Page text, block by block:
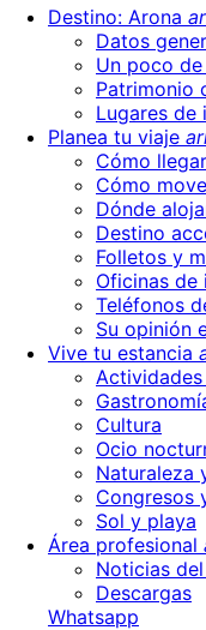
Destino: Arona
Datos
Un poco
Patrimonio
Lugares de
Planea tu viaje
Cómo llegar
Cómo
Dónde
Destino
Folletos y
Oficinas
Teléfonos
Su opinión
Vive tu estancia
Cultura
Ocio
Naturaleza
Congresos
Sol y playa
Área profesional
Noticias
Descargas
Whatsapp